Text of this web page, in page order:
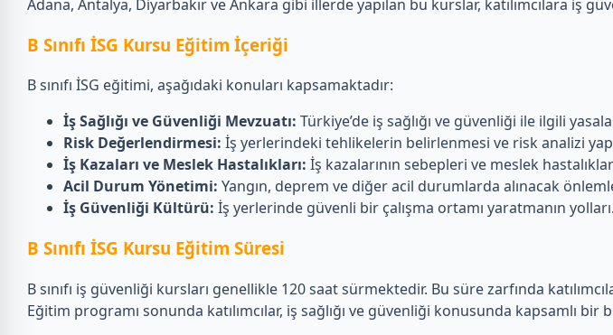
Adana, Antalya, Diyarbakır ve Ankara gibi illerde yapılan bu kurslar, katılımcılara iş
B Sınıfı İSG Kursu Eğitim İçeriği
B sınıfı İSG eğitimi, aşağıdaki konuları kapsamaktadır:
İş Sağlığı ve Güvenliği Mevzuatı: Türkiye’de iş sağlığı ve güvenliği ile ilgili
Risk Değerlendirmesi: İş yerlerindeki tehlikelerin belirlenmesi ve risk analizi
İş Kazaları ve Meslek Hastalıkları: İş kazalarının sebepleri ve meslek
Acil Durum Yönetimi: Yangın, deprem ve diğer acil durumlarda alınacak
İş Güvenliği Kültürü: İş yerlerinde güvenli bir çalışma ortamı yaratmanın yolları.
B Sınıfı İSG Kursu Eğitim Süresi
B sınıfı iş güvenliği kursları genellikle 120 saat sürmektedir. Bu süre zarfında
Eğitim programı sonunda katılımcılar, iş sağlığı ve güvenliği konusunda kapsamlı bir